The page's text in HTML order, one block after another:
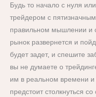
Будь то начало с нуля
трейдером с
правильном мышлении и
рынок развернется и
будет задет, и спешите
вы не думаете о
им в реальном времени и
предстоит столкнуться